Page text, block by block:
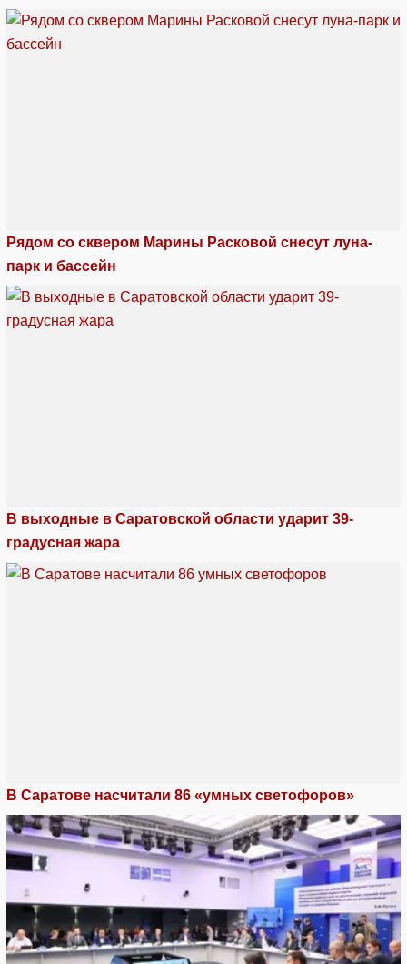
Рядом со сквером Марины Расковой снесут луна-
парк и бассейн
В выходные в Саратовской области ударит 39-
градусная жара
В Саратове насчитали 86 «умных светофоров»